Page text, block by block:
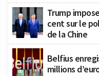
Trump
cent sur le
de la Chine
Belfius
millions